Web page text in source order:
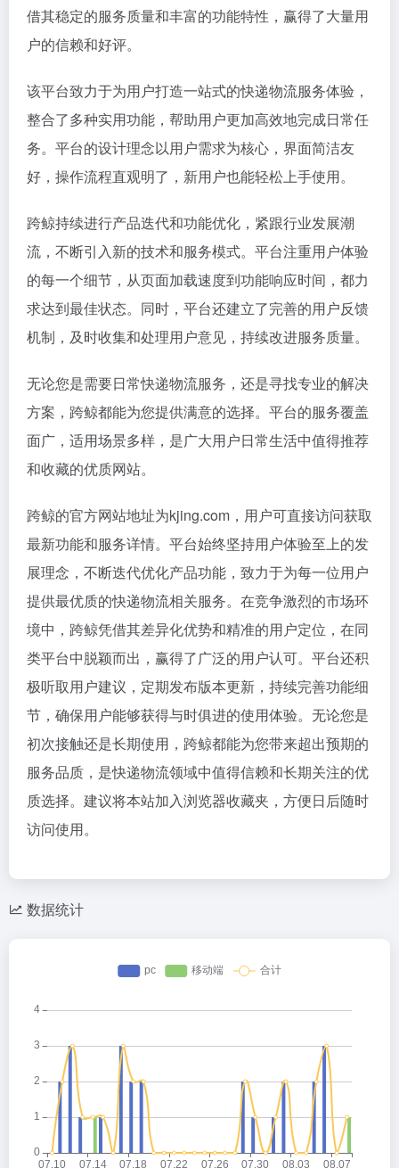
借其稳定的服务质量和丰富的功能特性，赢得了大量用
户的信赖和好评。
该平台致力于为用户打造一站式的快递物流服务体验，
整合了多种实用功能，帮助用户更加高效地完成日常任
务。平台的设计理念以用户需求为核心，界面简洁友
好，操作流程直观明了，新用户也能轻松上手使用。
跨鲸持续进行产品迭代和功能优化，紧跟行业发展潮
流，不断引入新的技术和服务模式。平台注重用户体验
的每一个细节，从页面加载速度到功能响应时间，都力
求达到最佳状态。同时，平台还建立了完善的用户反馈
机制，及时收集和处理用户意见，持续改进服务质量。
无论您是需要日常快递物流服务，还是寻找专业的解决
方案，跨鲸都能为您提供满意的选择。平台的服务覆盖
面广，适用场景多样，是广大用户日常生活中值得推荐
和收藏的优质网站。
跨鲸的官方网站地址为kjing.com，用户可直接访问获取
最新功能和服务详情。平台始终坚持用户体验至上的发
展理念，不断迭代优化产品功能，致力于为每一位用户
提供最优质的快递物流相关服务。在竞争激烈的市场环
境中，跨鲸凭借其差异化优势和精准的用户定位，在同
类平台中脱颖而出，赢得了广泛的用户认可。平台还积
极听取用户建议，定期发布版本更新，持续完善功能细
节，确保用户能够获得与时俱进的使用体验。无论您是
初次接触还是长期使用，跨鲸都能为您带来超出预期的
服务品质，是快递物流领域中值得信赖和长期关注的优
质选择。建议将本站加入浏览器收藏夹，方便日后随时
访问使用。
数据统计